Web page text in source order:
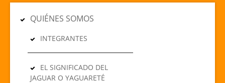
QUIÉNES SOMOS
INTEGRANTES
EL SIGNIFICADO DEL
JAGUAR O YAGUARETÉ